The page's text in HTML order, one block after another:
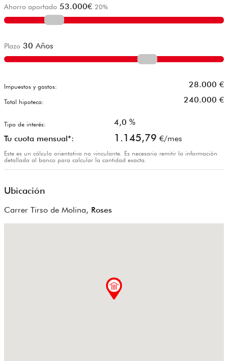
Ahorro aportado 53.000€ 20%
Plazo 30 Años
Impuestos y gastos: 28.000 €
Total hipoteca: 240.000 €
Tipo de interés: 4,0 %
Tu cuota mensual*:
1.145,79 €/mes
Este es un cálculo orientativo no vinculante. Es necesario remitir la información
detallada al banco para calcular la cantidad exacta.
Ubicación
Carrer Tirso de Molina, Roses